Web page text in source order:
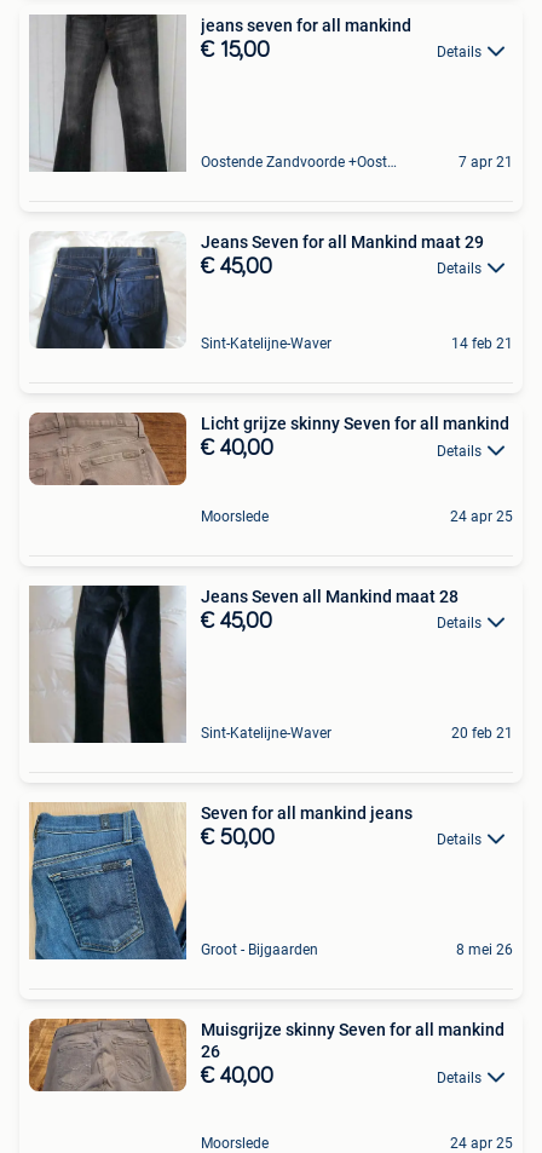
jeans seven for all mankind
€ 15,00 Details
Oostende Zandvoorde +Oostende 7 apr 21
Jeans Seven for all Mankind maat 29
€ 45,00 Details
Sint-Katelijne-Waver 14 feb 21
Licht grijze skinny Seven for all mankind
€ 40,00 Details
Moorslede 24 apr 25
Jeans Seven all Mankind maat 28
€ 45,00 Details
Sint-Katelijne-Waver 20 feb 21
Seven for all mankind jeans
€ 50,00 Details
Groot - Bijgaarden 8 mei 26
Muisgrijze skinny Seven for all mankind
26
€ 40,00 Details
Moorslede 24 apr 25